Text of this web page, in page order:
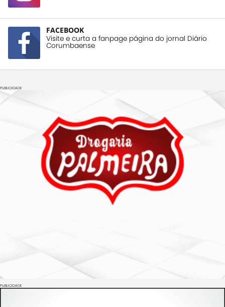
FACEBOOK
Visite e curta a fanpage página do jornal Diário
Corumbaense
PUBLICIDADE
PUBLICIDADE